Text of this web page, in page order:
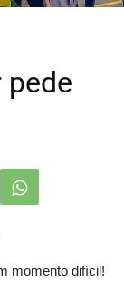
pede
momento difícil!